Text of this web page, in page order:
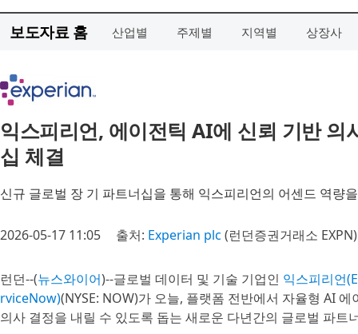
보도자료 홈 산업별 주제별 지역별 상장사
익스피리언, 에이전틱 AI에 신뢰 기반
십 체결
신규 글로벌 장 기 파트너십을 통해 익스피리언의 어센드 역량
2026-05-17 11:05 출처: Experian plc (런던증권거래소 EXPN)
런던--(뉴스와이어)--글로벌 데이터 및 기술 기업인 익스피리언
rviceNow)(NYSE: NOW)가 오늘, 플랫폼 전반에서 자율형 AI
의사 결정을 내릴 수 있도록 돕는 새로운 다년간의 글로벌 파트